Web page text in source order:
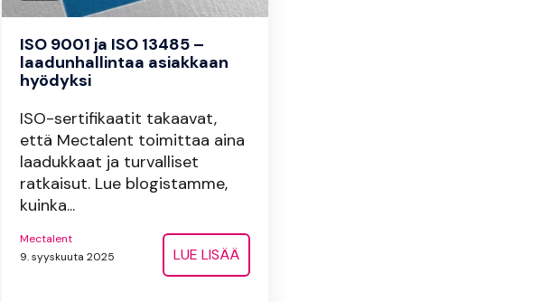
ISO 9001 ja ISO 13485 –
laadunhallintaa asiakkaan
hyödyksi
ISO-sertifikaatit takaavat,
että Mectalent toimittaa aina
laadukkaat ja turvalliset
ratkaisut. Lue blogistamme,
kuinka...
Mectalent
9. syyskuuta 2025
LUE LISÄÄ